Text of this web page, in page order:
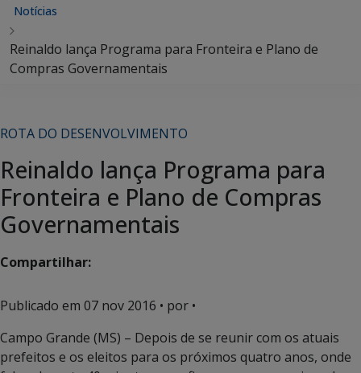
Notícias
Reinaldo lança Programa para Fronteira e Plano de
Compras Governamentais
ROTA DO DESENVOLVIMENTO
Reinaldo lança Programa para
Fronteira e Plano de Compras
Governamentais
Compartilhar:
Publicado em 07 nov 2016 • por •
Campo Grande (MS) – Depois de se reunir com os atuais
prefeitos e os eleitos para os próximos quatro anos, onde